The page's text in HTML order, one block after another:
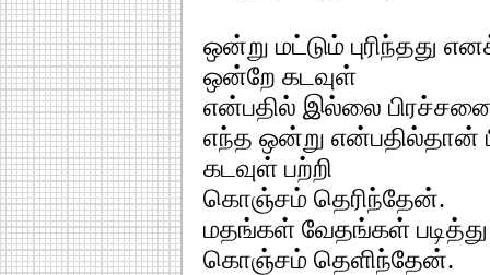
ஒன்று மட்டும் புரிந்தது
ஒன்றே கடவுள்
என்பதில் இல்லை
எந்த ஒன்று என்பதில்தான்
கடவுள் பற்றி
கொஞ்சம் தெரிந்தேன்.
மதங்கள் வேதங்கள் படித்து
கொஞ்சம் தெளிந்தேன்.